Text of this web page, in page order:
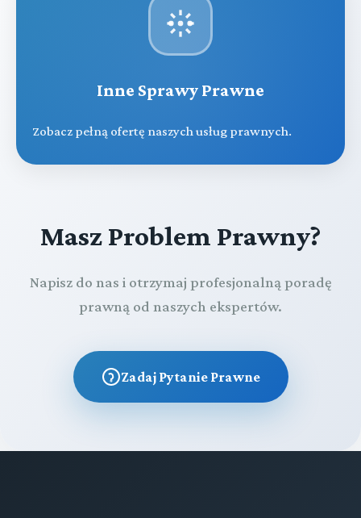
Inne Sprawy Prawne
Zobacz pełną ofertę naszych usług prawnych.
Masz Problem Prawny?
Napisz do nas i otrzymaj profesjonalną poradę
prawną od naszych ekspertów.
Zadaj Pytanie Prawne